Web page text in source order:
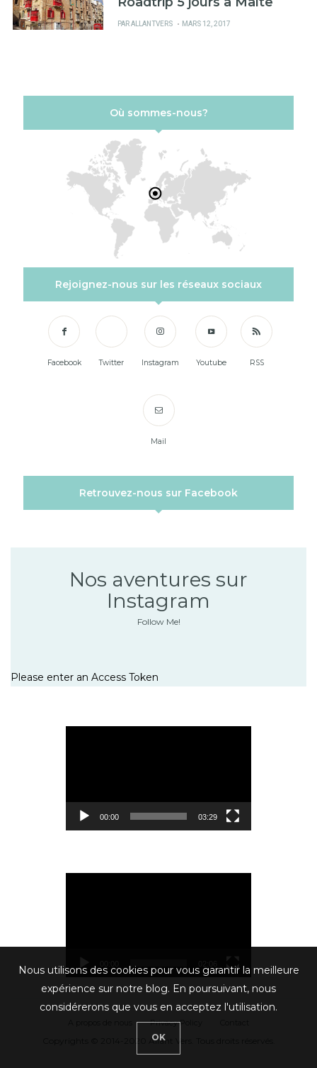
PARALLANTVERS
PUBLIÉ
MARS 12, 2017
Où sommes-nous?
Rejoignez-nous sur les réseaux sociaux
Facebook Twitter Instagram Youtube RSS
Mail
Retrouvez-nous sur Facebook
Nos aventures sur
Instagram
Follow Me!
Please enter an Access Token
00:00 03:29
Privacy Policy
Copyrights © 2014-2020 Allant Vers. Tous droits réservés.
Nous utilisons des cookies pour vous garantir la meilleure
expérience sur notre blog. En poursuivant, nous
considérerons que vous en acceptez l'utilisation.
OK